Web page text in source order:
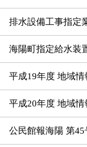
排水設備工事指定
海陽町指定給水装
公民館報海陽 第45